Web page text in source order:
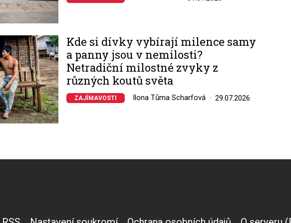
Kde si dívky vybírají milence samy
a panny jsou v nemilosti?
Netradiční milostné zvyky z
různých koutů světa
ZAJÍMAVOSTI Ilona Tůma Scharfová 29.07.2026